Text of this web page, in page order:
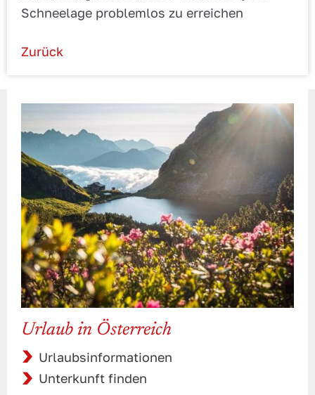
Schneelage problemlos zu erreichen
Zurück
Urlaub in Österreich
Urlaubsinformationen
Unterkunft finden